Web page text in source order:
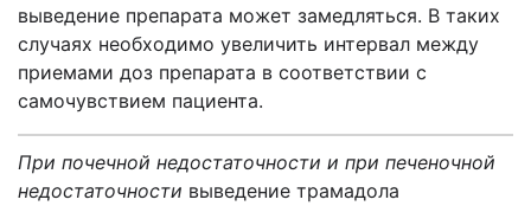
выведение препарата может замедляться. В таких
случаях необходимо увеличить интервал между
приемами доз препарата в соответствии с
самочувствием пациента.
При почечной недостаточности и при печеночной
недостаточности выведение трамадола